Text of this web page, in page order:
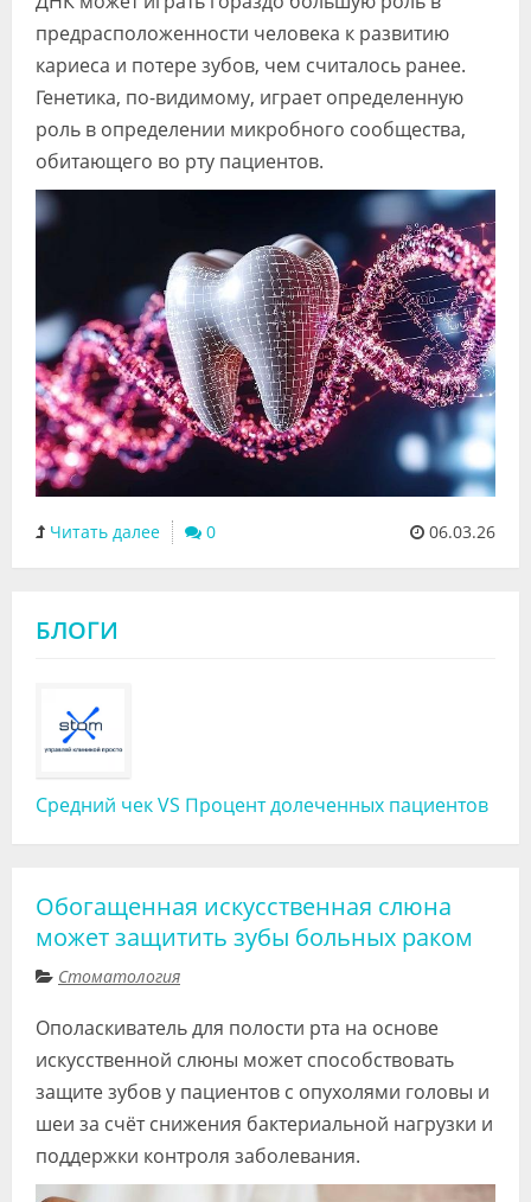
Форум
Клиники
Специалисты
Галерея
Лаборатории
предрасположенности человека к развитию
кариеса и потере зубов, чем считалось ранее.
Генетика, по-видимому, играет определенную
роль в определении микробного сообщества,
обитающего во рту пациентов.
Читать далее 0 06.03.26
БЛОГИ
Средний чек VS Процент долеченных пациентов
Обогащенная искусственная слюна
может защитить зубы больных раком
Стоматология
Ополаскиватель для полости рта на основе
искусственной слюны может способствовать
защите зубов у пациентов с опухолями головы и
шеи за счёт снижения бактериальной нагрузки и
поддержки контроля заболевания.